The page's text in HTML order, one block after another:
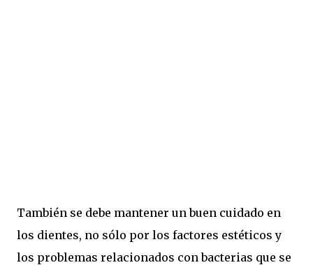
También se debe mantener un buen cuidado en
los dientes, no sólo por los factores estéticos y
los problemas relacionados con bacterias que se